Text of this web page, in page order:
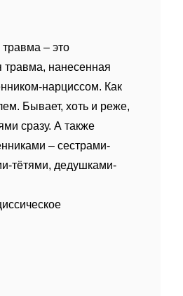
– это
травма, нанесенная
нарциссом. Как
Бывает, хоть и реже,
сразу. А также
– сестрами-
тëтями, дедушками-